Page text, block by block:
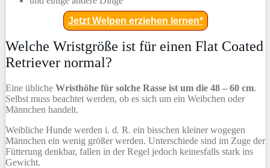
Jetzt Welpen erziehen lernen*
Welche Wristgröße ist für einen Flat Coated
Retriever normal?
Eine übliche Wristhöhe für solche Rasse ist um die 48 – 60 cm.
Selbst muss beachtet werden, ob es sich um ein Weibchen oder
Männchen handelt.
Weibliche Hunde werden i. d. R. ein bisschen kleiner wogegen
Männchen ein wenig größer werden. Unterschiede sind im Zuge der
Fütterung denkbar, fallen in der Regel jedoch keinesfalls stark ins
Gewicht.